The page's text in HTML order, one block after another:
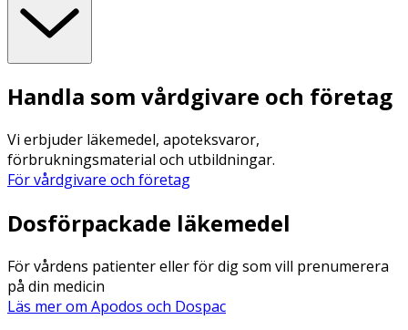
Handla som vårdgivare och företag
Vi erbjuder läkemedel, apoteksvaror,
förbrukningsmaterial och utbildningar.
För vårdgivare och företag
Dosförpackade läkemedel
För vårdens patienter eller för dig som vill prenumerera
på din medicin
Läs mer om Apodos och Dospac